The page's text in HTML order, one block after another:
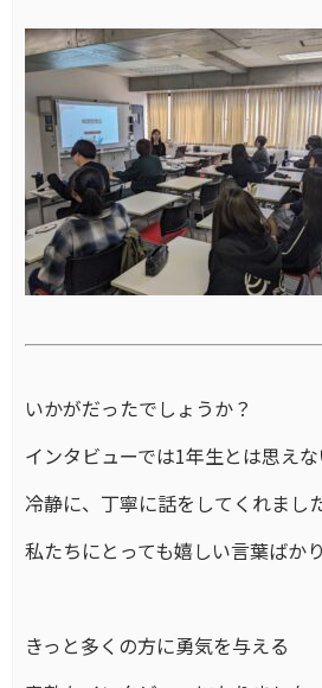
いかがだったでしょうか？
インタビューでは1年生とは思え
冷静に、丁寧に話をしてくれました
私たちにとっても嬉しい言葉ばか
きっと多くの方に勇気を与える